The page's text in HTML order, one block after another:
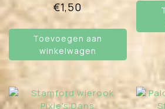
€1,50
Toevoegen aan
winkelwagen